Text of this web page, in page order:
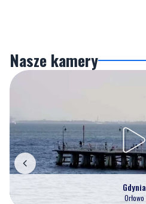
Nasze kamery
Gdynia
Orłowo